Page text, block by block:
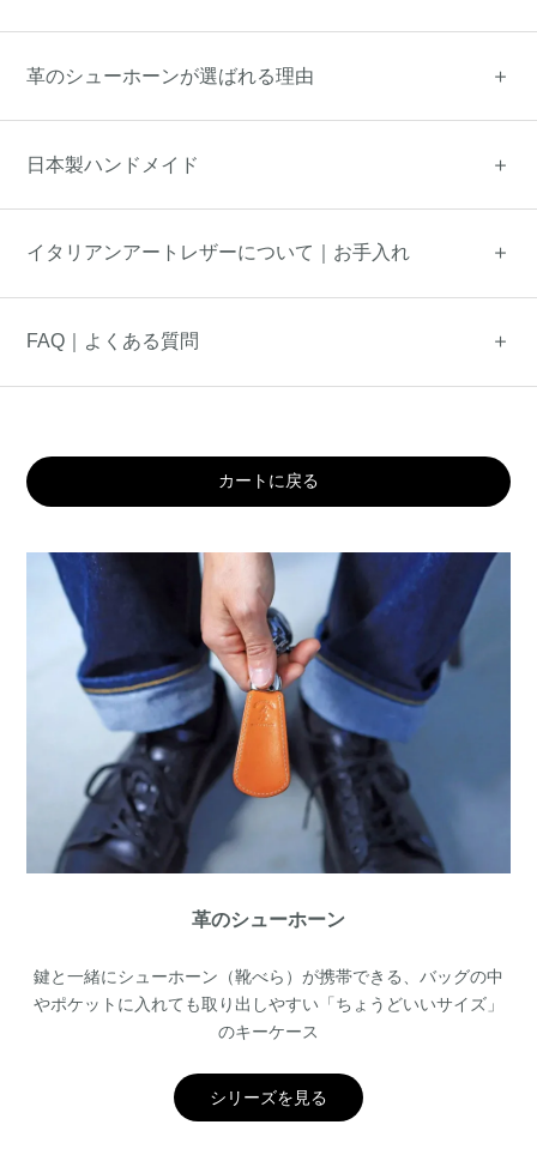
革のシューホーンが選ばれる理由
日本製ハンドメイド
イタリアンアートレザーについて｜お手入れ
FAQ｜よくある質問
カートに戻る
革のシューホーン
鍵と一緒にシューホーン（靴べら）が携帯できる、バッグの中
やポケットに入れても取り出しやすい「ちょうどいいサイズ」
のキーケース
シリーズを見る